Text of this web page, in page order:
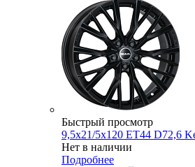
Быстрый просмотр
9,5x21/5x120 ET44 D72,6
Нет в наличии
Подробнее